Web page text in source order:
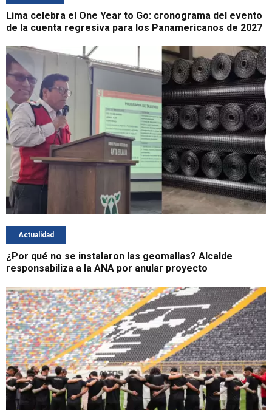
Lima celebra el One Year to Go: cronograma del evento
de la cuenta regresiva para los Panamericanos de 2027
Actualidad
¿Por qué no se instalaron las geomallas? Alcalde
responsabiliza a la ANA por anular proyecto